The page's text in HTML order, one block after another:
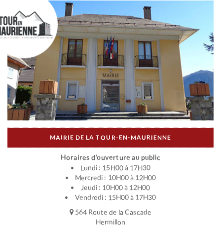
MAIRIE DE LA TOUR-EN-MAURIENNE
Horaires d’ouverture au public
Lundi : 15H00 à 17H30
Mercredi : 10H00 à 12H00
Jeudi : 10H00 à 12H00
Vendredi : 15H00 à 17H30
564 Route de la Cascade
Hermillon